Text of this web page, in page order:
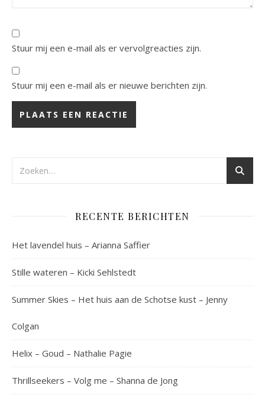
Stuur mij een e-mail als er vervolgreacties zijn.
Stuur mij een e-mail als er nieuwe berichten zijn.
RECENTE BERICHTEN
Het lavendel huis – Arianna Saffier
Stille wateren – Kicki Sehlstedt
Summer Skies – Het huis aan de Schotse kust – Jenny
Colgan
Helix – Goud – Nathalie Pagie
Thrillseekers – Volg me – Shanna de Jong